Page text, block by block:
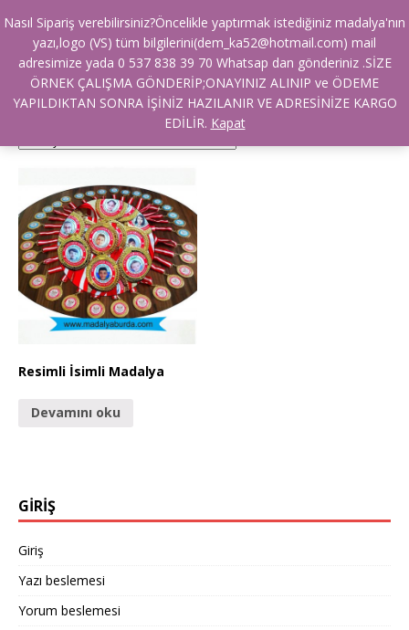
Ana Sayfa / Ürünler “resimli madalya hakkında” olarak etiketlendi
resimli madalya hakkında
Tek bir sonuç gösteriliyor
Resimli İsimli Madalya
Devamını oku
GİRİŞ
Giriş
Yazı beslemesi
Yorum beslemesi
Nasıl Sipariş verebilirsiniz?Öncelikle yaptırmak istediğiniz madalya'nın
yazı,logo (VS) tüm bilgilerini(dem_ka52@hotmail.com) mail
adresimize yada 0 537 838 39 70 Whatsap dan gönderiniz .SİZE
ÖRNEK ÇALIŞMA GÖNDERİP;ONAYINIZ ALINIP ve ÖDEME
YAPILDIKTAN SONRA İŞİNİZ HAZILANIR VE ADRESİNİZE KARGO
EDİLİR. Kapat